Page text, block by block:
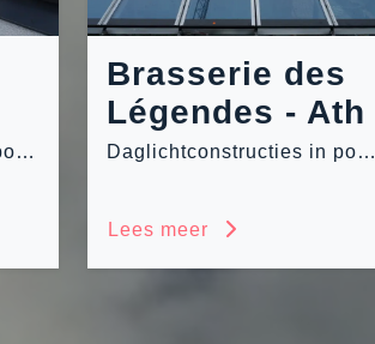
Daglichtconstructies in polycarbonaat en glas
Brasserie des
Légendes - Ath
Daglichtconstructies in polycarbonaat en glas
Lees meer